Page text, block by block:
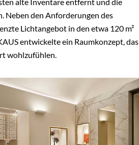
Neben den Anforderungen des
Lichtangebot in den etwa 120 m²
entwickelte ein Raumkonzept, das
wohlzufühlen.